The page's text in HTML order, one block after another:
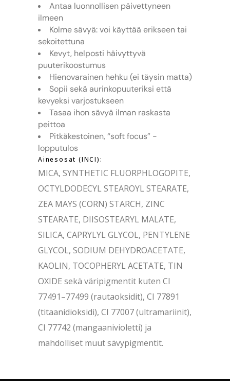
Antaa luonnollisen päivettyneen
ilmeen
Kolme sävyä: voi käyttää erikseen tai
sekoitettuna
Kevyt, helposti häivyttyvä
puuterikoostumus
Hienovarainen hehku (ei täysin matta)
Sopii sekä aurinkopuuteriksi että
kevyeksi varjostukseen
Tasaa ihon sävyä ilman raskasta
peittoa
Pitkäkestoinen, “soft focus” -
lopputulos
Ainesosat (INCI):
MICA, SYNTHETIC FLUORPHLOGOPITE,
OCTYLDODECYL STEAROYL STEARATE,
ZEA MAYS (CORN) STARCH, ZINC
STEARATE, DIISOSTEARYL MALATE,
SILICA, CAPRYLYL GLYCOL, PENTYLENE
GLYCOL, SODIUM DEHYDROACETATE,
KAOLIN, TOCOPHERYL ACETATE, TIN
OXIDE sekä väripigmentit kuten CI
77491–77499 (rautaoksidit), CI 77891
(titaanidioksidi), CI 77007 (ultramariinit),
CI 77742 (mangaanivioletti) ja
mahdolliset muut sävypigmentit.